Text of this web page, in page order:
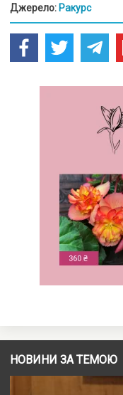
Джерело: Ракурс
НОВИНИ ЗА ТЕМОЮ